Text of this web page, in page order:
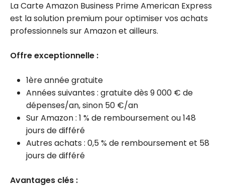
La Carte Amazon Business Prime American Express
est la solution premium pour optimiser vos achats
professionnels sur Amazon et ailleurs.
Offre exceptionnelle :
1ère année gratuite
Années suivantes : gratuite dès 9 000 € de
dépenses/an, sinon 50 €/an
Sur Amazon : 1 % de remboursement ou 148
jours de différé
Autres achats : 0,5 % de remboursement et 58
jours de différé
Avantages clés :